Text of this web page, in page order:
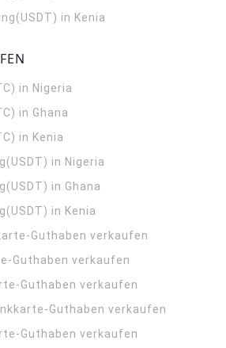
in Kenia
in Nigeria
in Ghana
in Kenia
in Nigeria
in Ghana
in Kenia
Guthaben verkaufen
Guthaben verkaufen
Guthaben verkaufen
Guthaben verkaufen
Guthaben verkaufen